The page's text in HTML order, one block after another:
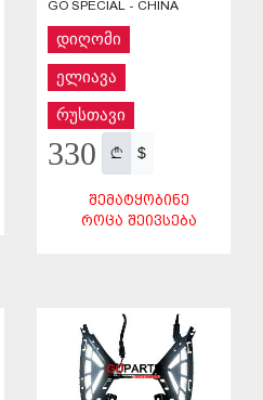
GO SPECIAL - CHINA
დიღომი
ელიავა
რუსთავი
330 $
ᲨᲔᲛᲐᲢᲧᲝᲑᲘᲜᲔ
ᲠᲝᲪᲐ ᲨᲔᲘᲕᲡᲔᲑᲐ